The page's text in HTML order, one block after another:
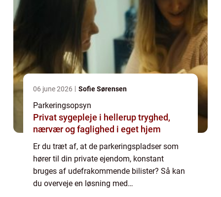
06 june 2026 Sofie Sørensen
Parkeringsopsyn
Privat sygepleje i hellerup tryghed,
nærvær og faglighed i eget hjem
Er du træt af, at de parkeringspladser som
hører til din private ejendom, konstant
bruges af udefrakommende bilister? Så kan
du overveje en løsning med